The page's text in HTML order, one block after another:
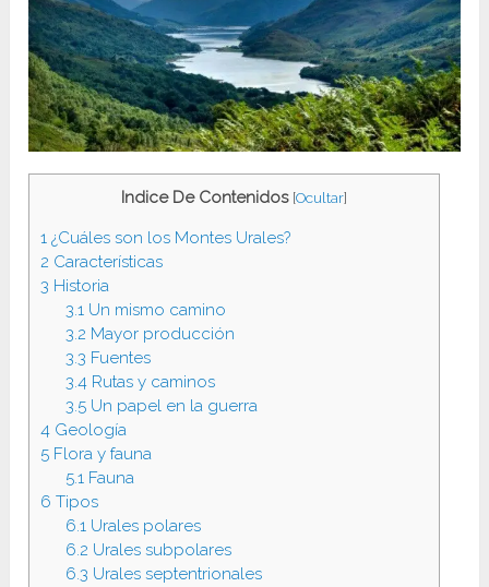
Indice De Contenidos [Ocultar]
1 ¿Cuáles son los Montes Urales?
2 Características
3 Historia
3.1Un mismo camino
3.2 Mayor producción
3.3 Fuentes
3.4Rutas y caminos
3.5Un papel en la guerra
4 Geología
5 Flora y fauna
5.1Fauna
6 Tipos
6.1Urales polares
6.2 Urales subpolares
6.3 Urales septentrionales